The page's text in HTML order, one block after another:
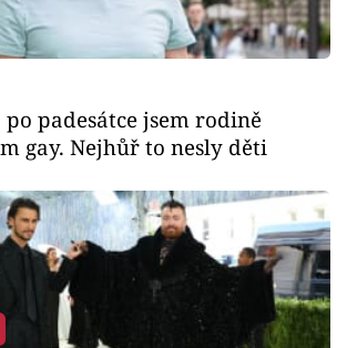
po padesátce jsem rodině
gay. Nejhůř to nesly děti